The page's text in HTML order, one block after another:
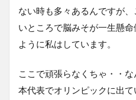
ない時も多々あるんですが
いところで脳みそが一生懸
ように私はしています。
ここで頑張らなくちゃ・・
本代表でオリンピックに出